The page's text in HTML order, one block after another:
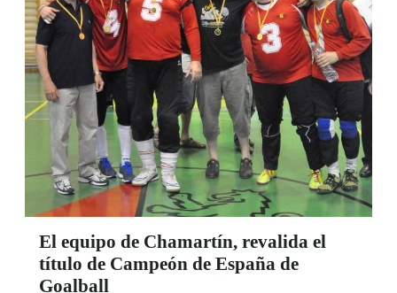
El equipo de Chamartín, revalida el
título de Campeón de España de
Goalball